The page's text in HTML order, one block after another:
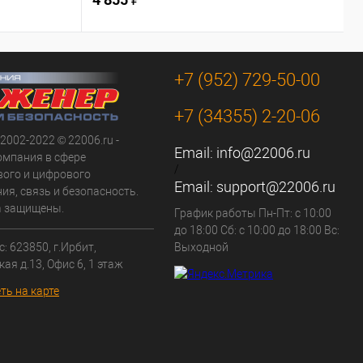
2022 © 22006.ru -
в сфере
и цифрового
связь и безопасность.
защищены.
623850, г.Ирбит,
д.13, Офис 6, 1 этаж
на карте
+7 (952) 729-50-00
+7 (34355) 2-20-06
Email: info@22006.ru
/
Email: support@22006.ru
График работы Пн-Пт: с 10:00
до 18:00 Сб: с 10:00 до 18:00 Вс:
Выходной